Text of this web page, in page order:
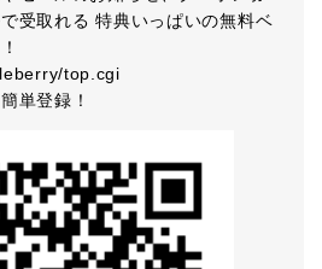
受取れる 特典いっぱいの無料ベ
top.cgi
単登録！